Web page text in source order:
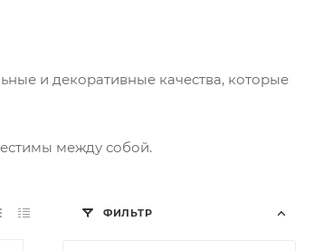
и декоративные качества, которые
между собой.
ФИЛЬТР